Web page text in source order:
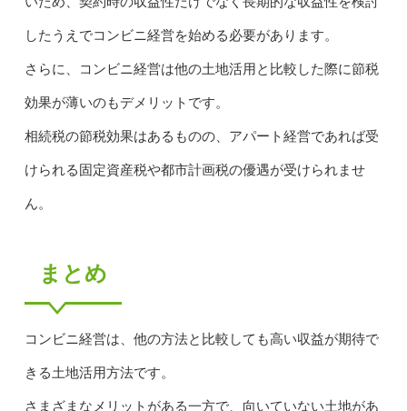
したうえでコンビニ経営を始める必要があります。
さらに、コンビニ経営は他の土地活用と比較した際に節税
効果が薄いのもデメリットです。
相続税の節税効果はあるものの、アパート経営であれば受
けられる固定資産税や都市計画税の優遇が受けられませ
ん。
まとめ
コンビニ経営は、他の方法と比較しても高い収益が期待で
きる土地活用方法です。
さまざまなメリットがある一方で、向いていない土地があ